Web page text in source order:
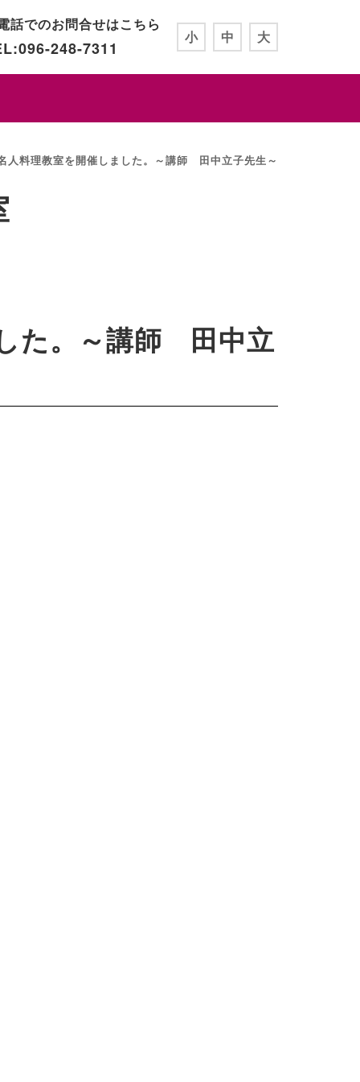
話でのお問合せはこちら
248-7311
小 中 大
料理教室を開催しました。～講師 田中立子先生～